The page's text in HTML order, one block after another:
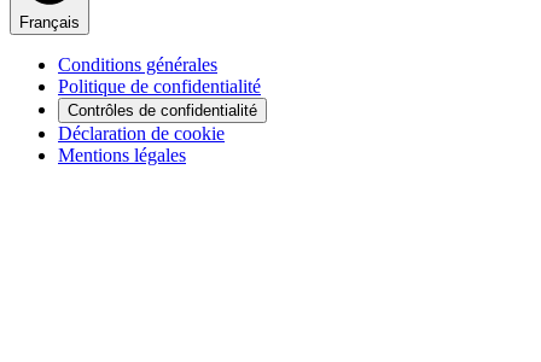
Français
Conditions générales
Politique de confidentialité
Contrôles de confidentialité
Déclaration de cookie
Mentions légales